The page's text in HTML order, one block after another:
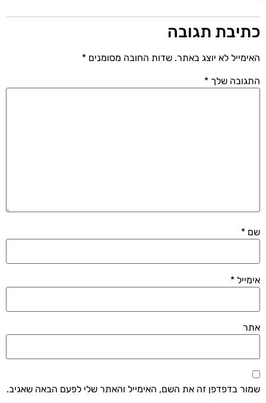
כתיבת תגובה
האימייל לא יוצג באתר. שדות החובה מסומנים *
התגובה שלך *
שם *
אימייל *
אתר
שמור בדפדפן זה את השם, האימייל והאתר שלי לפעם הבאה שאגיב.